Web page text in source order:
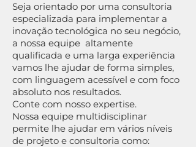
Seja orientado por uma consultoria
especializada para implementar a
inovação tecnológica no seu negócio,
a nossa equipe altamente
qualificada e uma larga experiência
vamos lhe ajudar de forma simples,
com linguagem acessível e com foco
absoluto nos resultados.
Conte com nosso expertise.
Nossa equipe multidisciplinar
permite lhe ajudar em vários níveis
de projeto e consultoria como: